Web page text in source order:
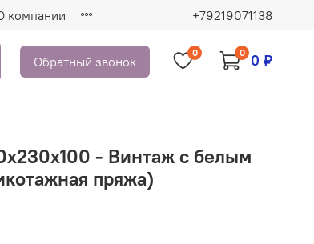
компании +79219071138
Обратный звонок
0 0 0 ₽
- Винтаж с белым
пряжа)